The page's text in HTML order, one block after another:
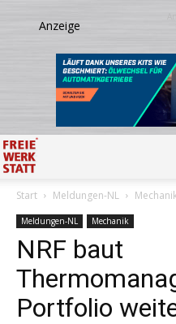
Start Meldungen-NL
Meldungen-NL Mechanik
NRF baut
Portfolio